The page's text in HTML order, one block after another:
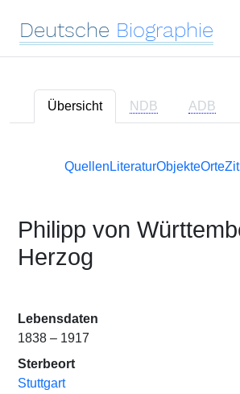
Deutsche Biographie
Übersicht NDB ADB
Quellen LiteraturObjekteOrte
Philipp von
Herzog
Lebensdaten
1838 – 1917
Sterbeort
Stuttgart